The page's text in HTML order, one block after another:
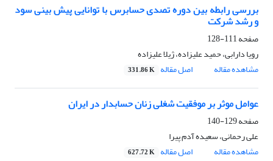
بررسی رابطه بین دوره تصدی حسابرس با توانایی پیش بینی سود
و رشد شرکت
صفحه111-128
رویا دارابی، حمید علیزاده، ژیلا علیزاده
مشاهده مقاله
اصل مقاله 331.86 K
عوامل موثر بر موفقیت شغلی زنان حسابدار در ایران
صفحه129-140
علی رحمانی، سعیده آدم پیرا
مشاهده مقاله
اصل مقاله 627.72 K